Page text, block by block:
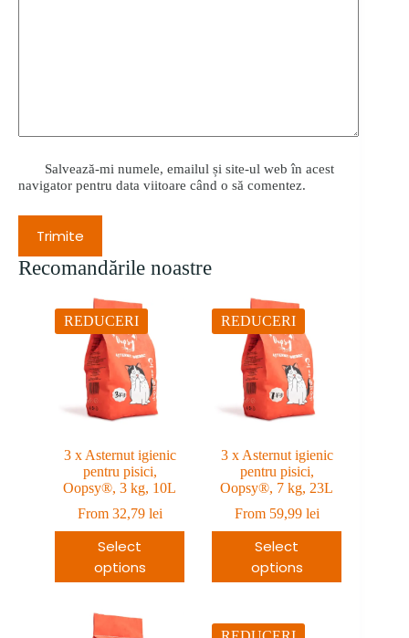
Salvează-mi numele, emailul și site-ul web în acest
navigator pentru data viitoare când o să comentez.
Trimite
Recomandările noastre
REDUCERI
3 x Asternut igienic
pentru pisici,
Oopsy®, 3 kg, 10L
From 32,79 lei
Select
options
REDUCERI
3 x Asternut igienic
pentru pisici,
Oopsy®, 7 kg, 23L
From 59,99 lei
Select
options